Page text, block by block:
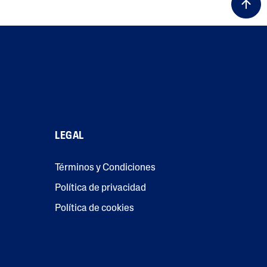
LEGAL
Términos y Condiciones
Política de privacidad
Política de cookies